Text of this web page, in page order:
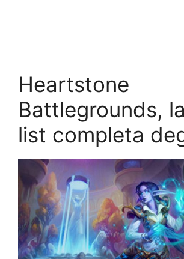
Heartstone
Battlegrounds,
list completa